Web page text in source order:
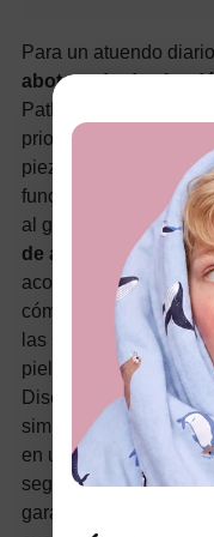
Para un atuendo
abotonado de
PatPat es una
priorizan la
pieza ofrece un
funcionalidad, lo que
al guardarropa de su
de algodón suave, el
acogedor y
cómodo durante todo
las salidas, la tela
piel del bebé al
Diseñado con un
simplifica vestirse y
en una opción ideal
seguros proporcionan
garantizan cambios